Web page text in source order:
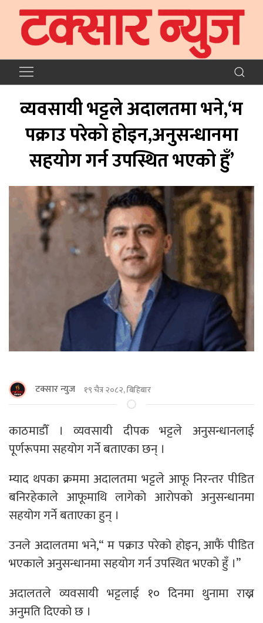
व्यवसायी भट्टले अदालतमा भने,‘म
पक्राउ परेको होइन,अनुसन्धानमा
सहयोग गर्न उपस्थित भएको हुँ’
टक्सार न्युज १९ चैत्र २०८२, बिहिबार
काठमाडौँ । व्यवसायी दीपक भट्टले अनुसन्धानलाई
पूर्णरूपमा सहयोग गर्ने बताएका छन् ।
म्याद थपका क्रममा अदालतमा भट्टले आफू निरन्तर पीडित
बनिरहेकाले आफूमाथि लागेकाे आराेपकाे अनुसन्धानमा
सहयोग गर्ने बताएका हुन् ।
उनले अदालतमा भने,“ म पक्राउ परेको होइन, आफैं पीडित
भएकाले अनुसन्धानमा सहयोग गर्न उपस्थित भएको हुँ ।”
अदालतले व्यवसायी भट्टलाई १० दिनमा थुनामा राख्न
अनुमति दिएको छ ।